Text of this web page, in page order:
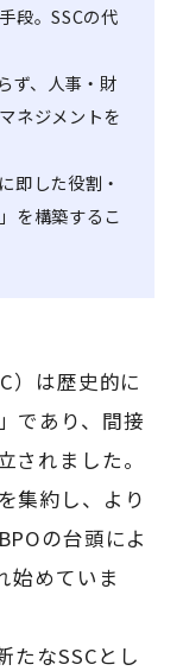
段。SSCの代
ず、人事・財
ネジメントを
即した役割・
を構築するこ
）は歴史的に
であり、間接
されました。
集約し、より
の台頭によ
始めていま
たなSSCとし